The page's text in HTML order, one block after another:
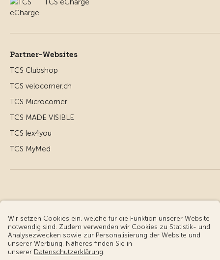
TCS eCharge
Partner-Websites
TCS Clubshop
TCS velocorner.ch
TCS Microcorner
TCS MADE VISIBLE
TCS lex4you
TCS MyMed
© Touring Club Schweiz